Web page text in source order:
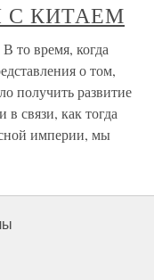
С КИТАЕМ
время, когда
о том,
получить развитие
связи, как тогда
империи, мы